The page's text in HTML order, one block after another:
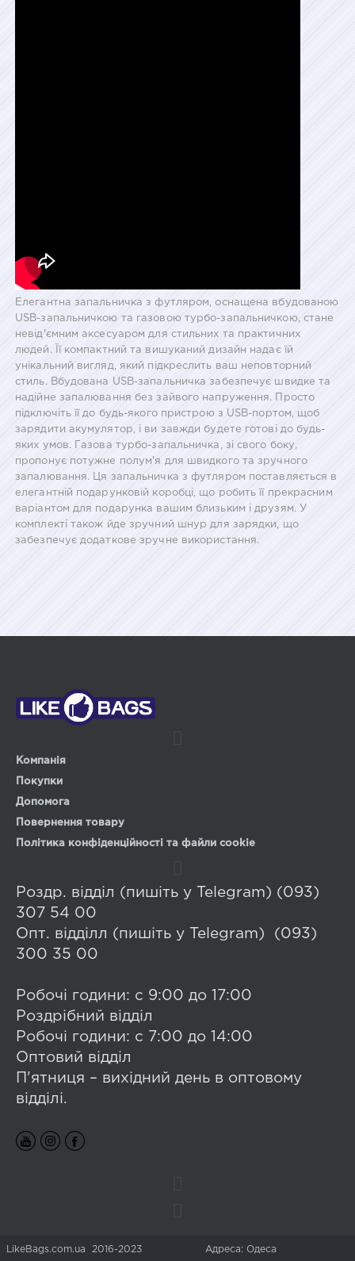
Елегантна запальничка з футляром, оснащена вбудованою
USB-запальничкою та газовою турбо-запальничкою, стане
невід'ємним аксесуаром для стильних та практичних
людей. Її компактний та вишуканий дизайн надає їй
унікальний вигляд, який підкреслить ваш неповторний
стиль. Вбудована USB-запальничка забезпечує швидке та
надійне запалювання без зайвого напруження. Просто
підключіть її до будь-якого пристрою з USB-портом, щоб
зарядити акумулятор, і ви завжди будете готові до будь-
яких умов. Газова турбо-запальничка, зі свого боку,
пропонує потужне полум'я для швидкого та зручного
запалювання. Ця запальничка з футляром поставляється в
елегантній подарунковій коробці, що робить її прекрасним
варіантом для подарунка вашим близьким і друзям. У
комплекті також йде зручний шнур для зарядки, що
забезпечує додаткове зручне використання.
Компанія
Покупки
Допомога
Повернення товару
Політика конфіденційності та файли cookie
Роздр. відділ (пишіть у Telegram) (093)
307 54 00
Опт. відділл (пишіть у Telegram) (093)
300 35 00
Робочі години: с 9:00 до 17:00
Роздрібний відділ
Робочі години: с 7:00 до 14:00
Оптовий відділ
П'ятниця – вихідний день в оптовому
відділі.
LikeBags.com.ua 2016-2023 Адреса: Одеса